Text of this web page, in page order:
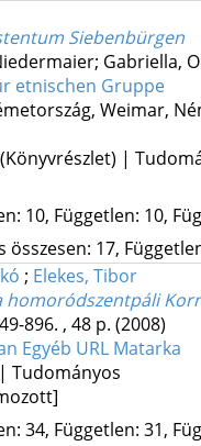
Siebenbürgen
Gabriella,
etnischen Gruppe
Weimar,
|
10, Független: 10,
17,
; Elekes, Tibor
homoródszentpáli
896. , 48 p. (2008)
Egyéb URL Matarka
Tudományos
34, Független: 31,